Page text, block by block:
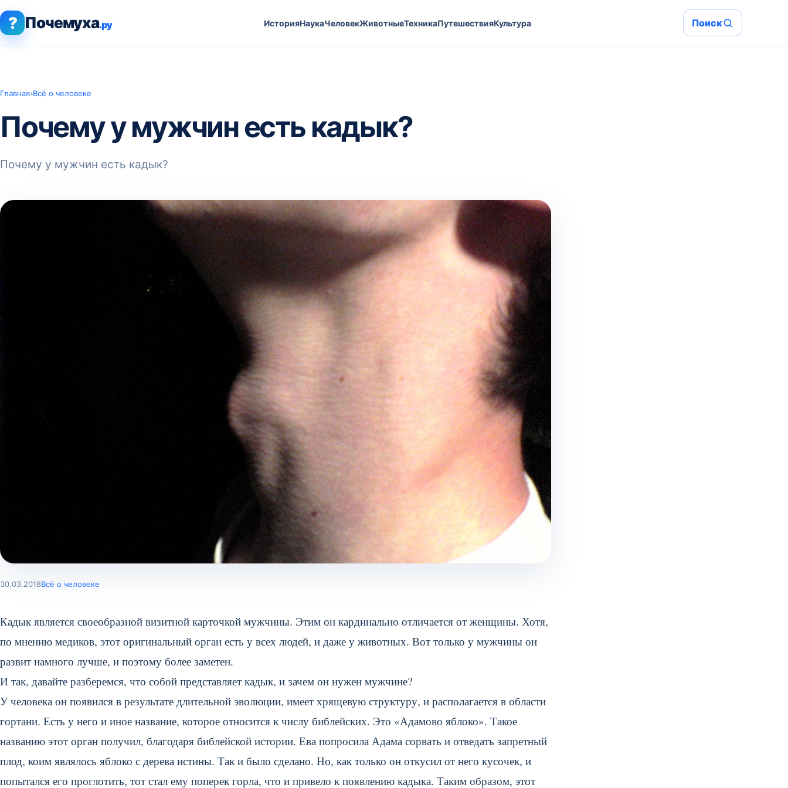
? Почемуха.ру ИсторияНаукаЧеловекЖивотныеТехникаПутешествияКультура Поиск
Главная›Всё о человеке
Почему у мужчин есть кадык?
Почему у мужчин есть кадык?
30.03.2018Всё о человеке
Кадык является своеобразной визитной карточкой мужчины. Этим он кардинально отличается от женщины. Хотя,
по мнению медиков, этот оригинальный орган есть у всех людей, и даже у животных. Вот только у мужчины он
развит намного лучше, и поэтому более заметен.
И так, давайте разберемся, что собой представляет кадык, и зачем он нужен мужчине?
У человека он появился в результате длительной эволюции, имеет хрящевую структуру, и располагается в области
гортани. Есть у него и иное название, которое относится к числу библейских. Это «Адамово яблоко». Такое
названию этот орган получил, благодаря библейской истории. Ева попросила Адама сорвать и отведать запретный
плод, коим являлось яблоко с дерева истины. Так и было сделано. Но, как только он откусил от него кусочек, и
попытался его проглотить, тот стал ему поперек горла, что и привело к появлению кадыка. Таким образом, этот